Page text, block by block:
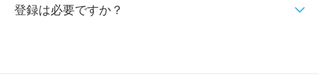
登録は必要ですか？